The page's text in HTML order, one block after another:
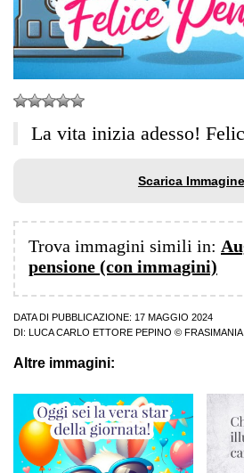
La vita inizia adesso!
Scarica
Trova immagini simili in:
pensione (con immagini)
DATA DI PUBBLICAZIONE: 17 MAGGIO 2024
DI:
LUCA CARLO ETTORE PEPINO ©
Altre immagini: